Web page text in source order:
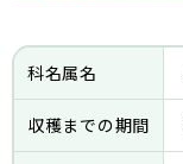
科名属名
収穫までの期間